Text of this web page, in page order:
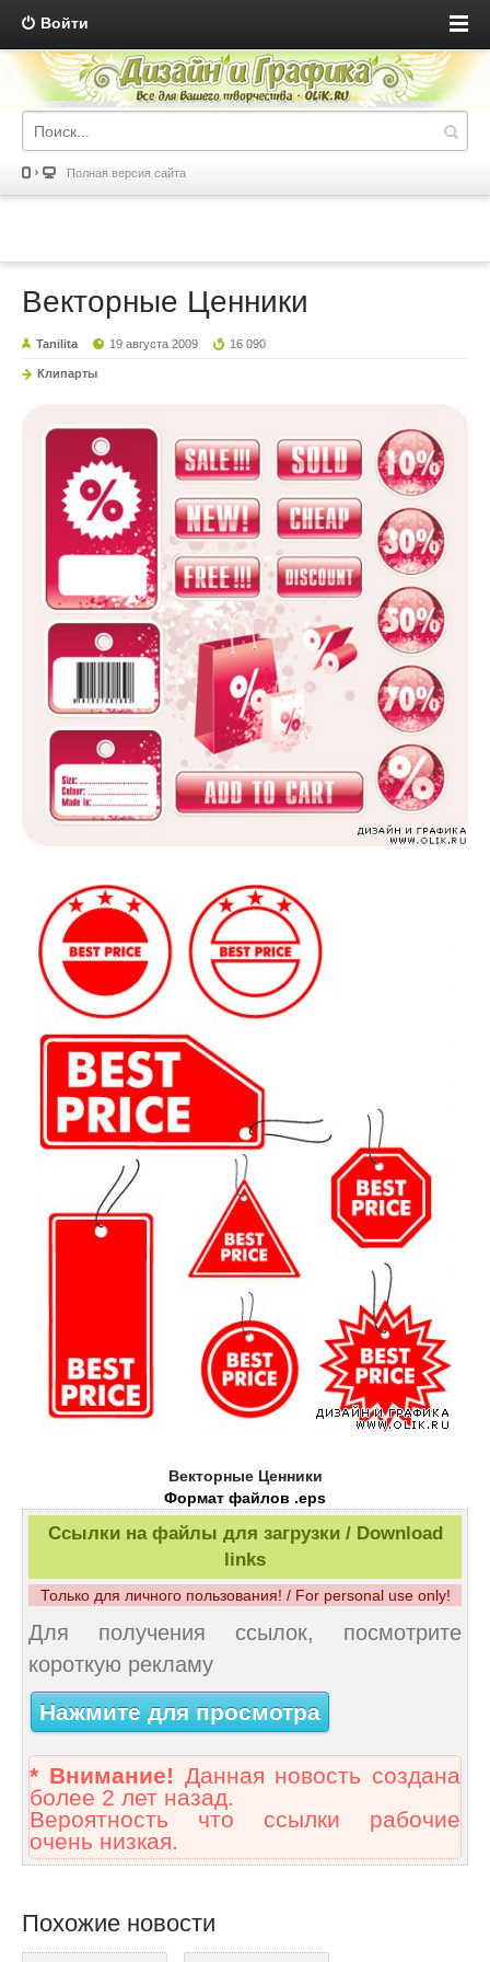
Войти
Полная версия сайта
Векторные Ценники
Tanilita 19 августа 2009 16 090
Клипарты
Векторные Ценники
Формат файлов .eps
Ссылки на файлы для загрузки / Download
links
Только для личного пользования! / For personal use only!
Для получения ссылок, посмотрите
короткую рекламу
Нажмите для просмотра
* Внимание! Данная новость создана
более 2 лет назад.
Вероятность что ссылки рабочие
очень низкая.
Похожие новости